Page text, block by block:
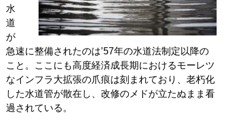
水
道
が
急速に整備されたのは’57年の水道法制定以降の
こと。ここにも高度経済成長期におけるモーレツ
なインフラ大拡張の爪痕は刻まれており、老朽化
した水道管が散在し、改修のメドが立たぬまま看
過されている。